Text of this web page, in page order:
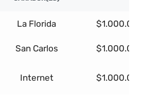
La Florida
San Carlos
Internet